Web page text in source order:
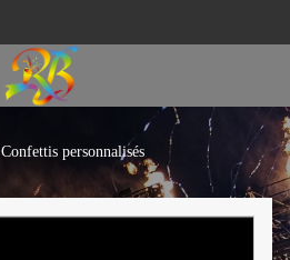
Confettis personnalisés